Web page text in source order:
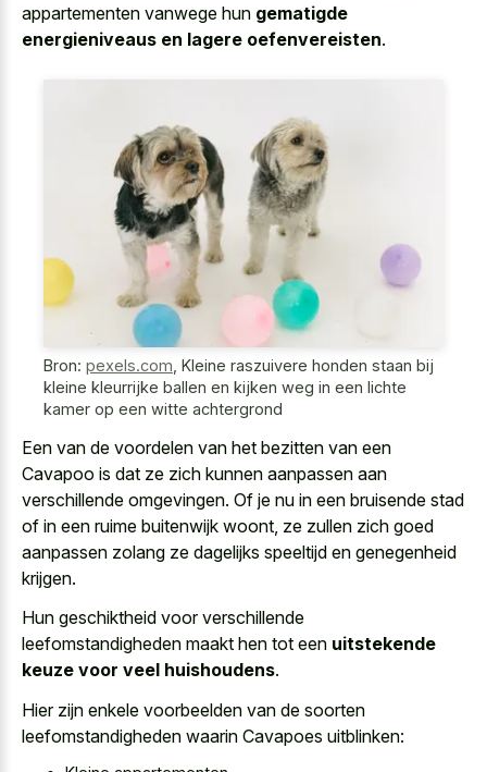
appartementen vanwege hun gematigde
energieniveaus en lagere oefenvereisten.
Bron: pexels.com Kleine raszuivere honden staan bij
kleine kleurrijke ballen en kijken weg in een lichte
kamer op een witte achtergrond
Een van de voordelen van het bezitten van een
Cavapoo is dat ze zich kunnen aanpassen aan
verschillende omgevingen. Of je nu in een bruisende stad
of in een ruime buitenwijk woont, ze zullen zich goed
aanpassen zolang ze dagelijks speeltijd en genegenheid
krijgen.
Hun geschiktheid voor verschillende
leefomstandigheden maakt hen tot een uitstekende
keuze voor veel huishoudens.
Hier zijn enkele voorbeelden van de soorten
leefomstandigheden waarin Cavapoes uitblinken: